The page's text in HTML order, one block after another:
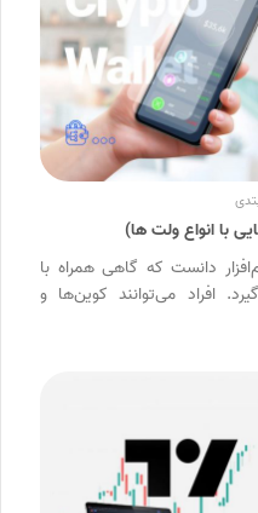
با انواع ولت ها)
دانست که گاهی همراه با
افراد می‌توانند کوین‌ها و